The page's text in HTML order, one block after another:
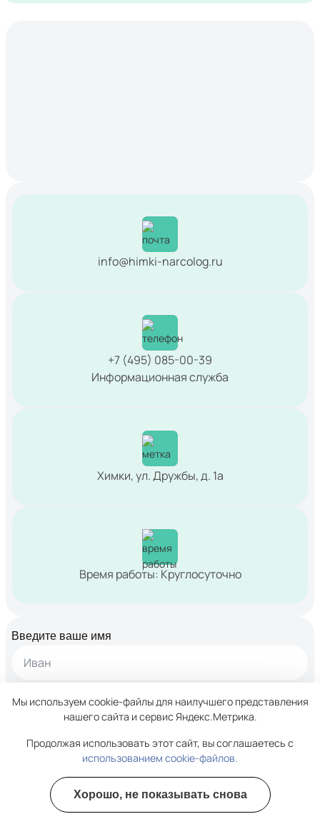
info@himki-narcolog.ru
+7 (495) 085-00-39
Информационная служба
Химки, ул. Дружбы, д. 1а
Время работы: Круглосуточно
Введите ваше имя
Расскажите о своей проблеме
Полезные курсы
Мы используем cookie-файлы для наилучшего представления
нашего сайта и сервис Яндекс.Метрика.
Продолжая использовать этот сайт, вы соглашаетесь с
использованием cookie-файлов.
Хорошо, не показывать снова